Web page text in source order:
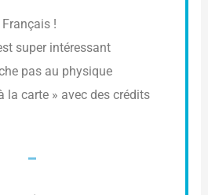
Français !
super intéressant
pas au physique
la carte » avec des crédits
-